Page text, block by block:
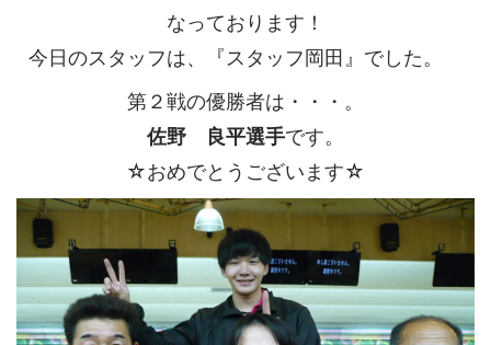
なっております！
今日のスタッフは、『スタッフ岡田』でした。
第２戦の優勝者は・・・。
佐野 良平選手です。
☆おめでとうございます☆